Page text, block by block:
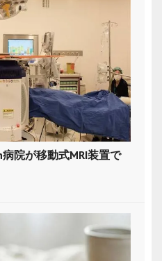
院が移動式MRI装置で